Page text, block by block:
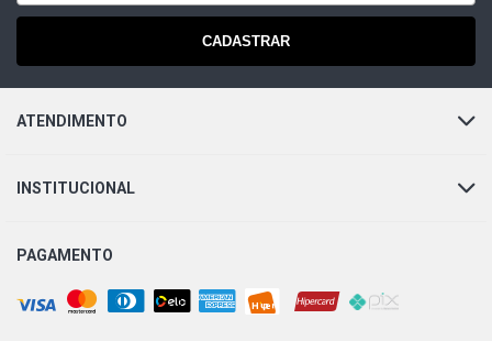
CADASTRAR
ATENDIMENTO
INSTITUCIONAL
PAGAMENTO